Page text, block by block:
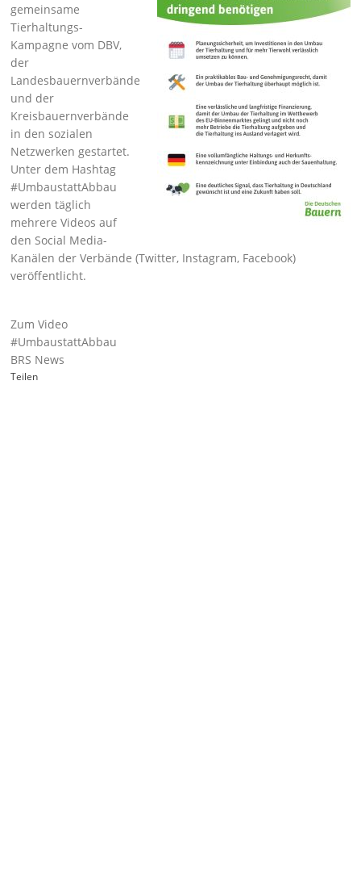
gemeinsame
Tierhaltungs-
Kampagne vom DBV,
der
Landesbauernverbände
und der
Kreisbauernverbände
in den sozialen
Netzwerken gestartet.
Unter dem Hashtag
#UmbaustattAbbau
werden täglich
mehrere Videos auf
den Social Media-
Kanälen der Verbände (Twitter, Instagram, Facebook)
veröffentlicht.
Zum Video
#UmbaustattAbbau
BRS News
Teilen